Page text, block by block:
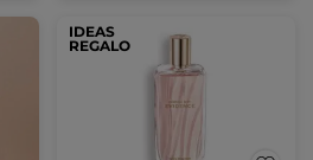
IDEAS
REGALO